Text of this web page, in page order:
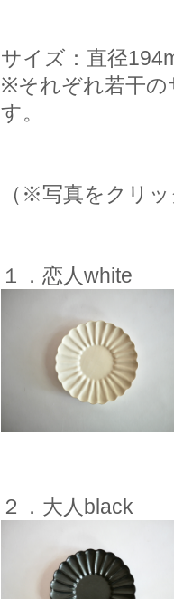
サイズ：直径
※それぞれ若干の
す。
（※写真をクリ
１．恋人white
２．大人black